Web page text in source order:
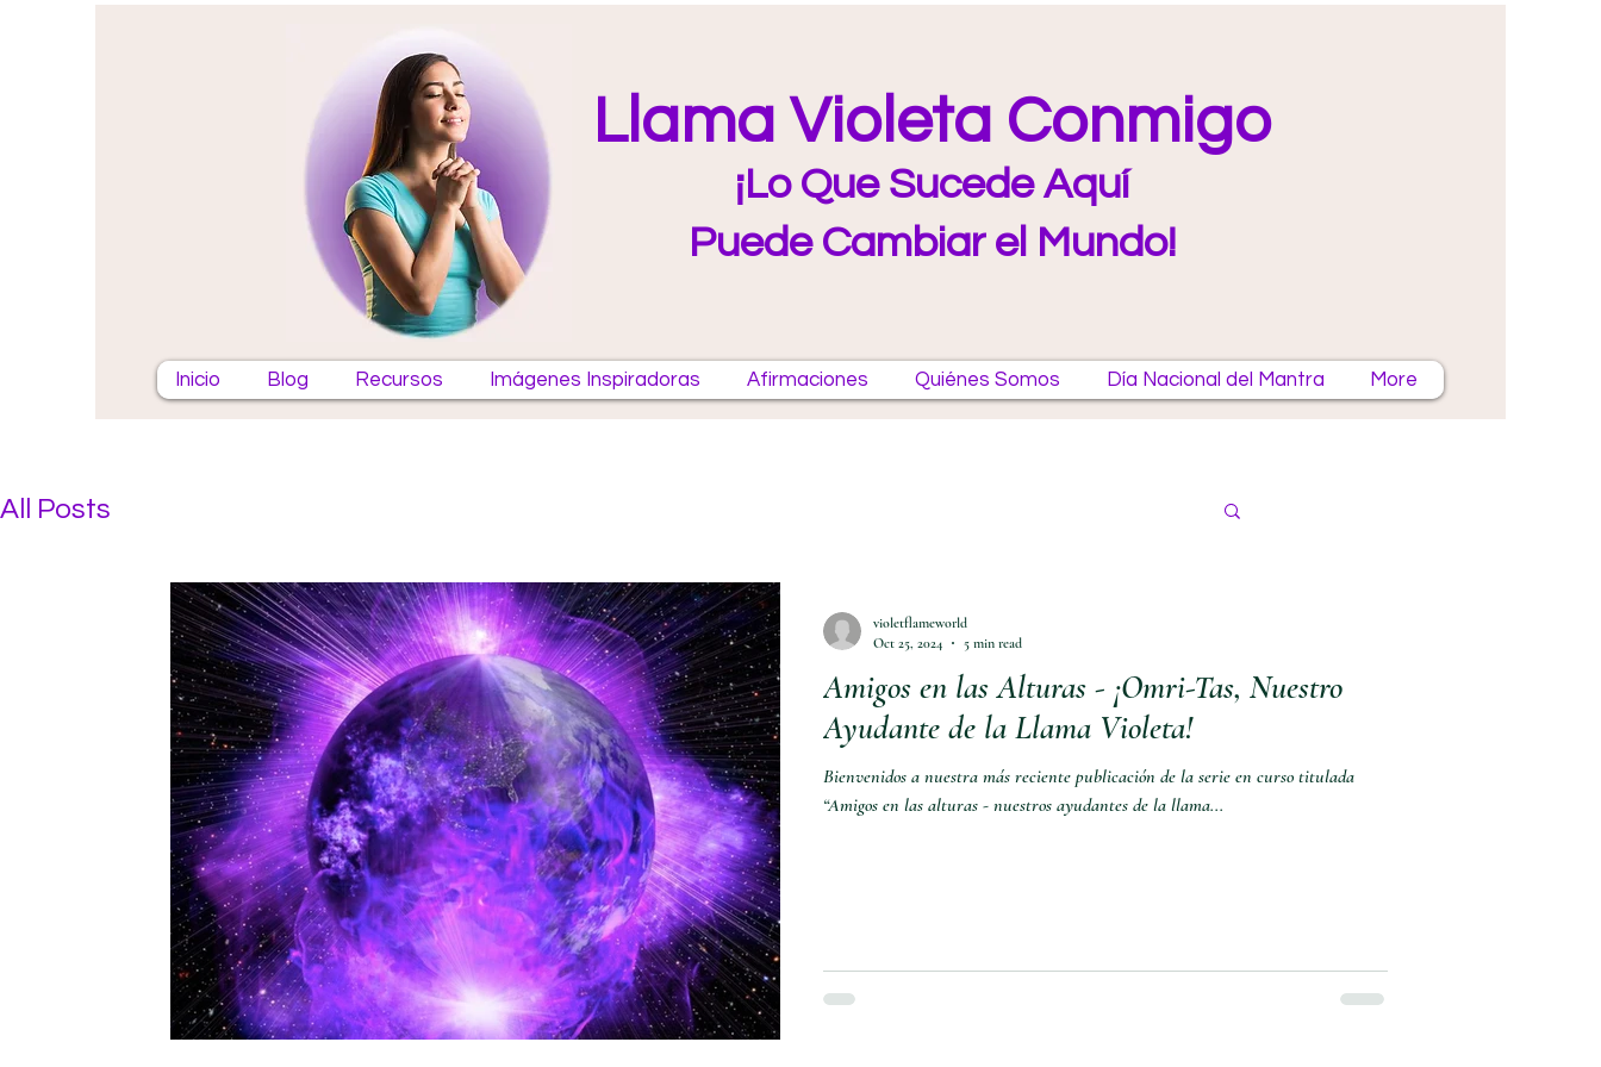
Llama Violeta Conmigo
¡Lo Que Sucede Aquí
Puede Cambiar el Mundo!
Inicio Blog Recursos Imágenes Inspiradoras Afirmaciones Quiénes Somos Día Nacional del Mantra More
All Posts
Amigos en las Alturas - ¡Omri-Tas, Nuestro
Ayudante de la Llama Violeta!
Bienvenidos a nuestra más reciente publicación de la serie en curso titulada
“Amigos en las alturas - nuestros ayudantes de la llama...
violetflameworld
Oct 25, 2024
5 min read